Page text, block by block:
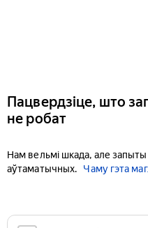
Пацвердзіце, што
не робат
Нам вельмі шкада, але
аўтаматычных.
Чаму гэта